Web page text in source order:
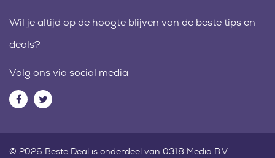
Wil je altijd op de hoogte blijven van de beste tips en
deals?
Volg ons via social media
© 2026 Beste Deal is onderdeel van 0318 Media B.V.